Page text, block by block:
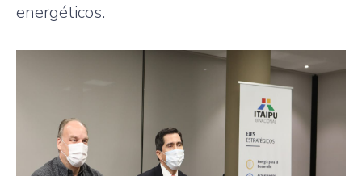
energéticos.